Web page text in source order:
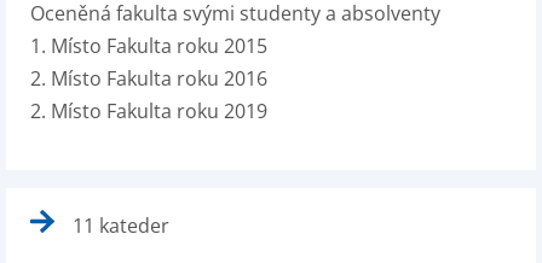
Oceněná fakulta svými studenty a absolventy
1. Místo Fakulta roku 2015
2. Místo Fakulta roku 2016
2. Místo Fakulta roku 2019
11 kateder